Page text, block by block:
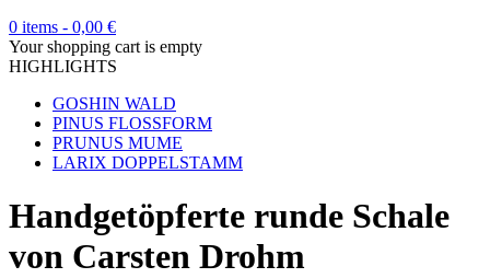
0 items - 0,00 €
Your shopping cart is empty
HIGHLIGHTS
GOSHIN WALD
PINUS FLOSSFORM
PRUNUS MUME
LARIX DOPPELSTAMM
Handgetöpferte runde Schale
von Carsten Drohm